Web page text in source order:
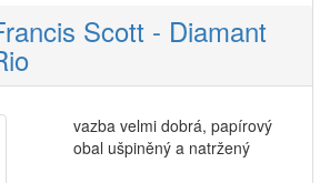
Scott - Diamant
vazba velmi dobrá, papírový
obal ušpiněný a natržený